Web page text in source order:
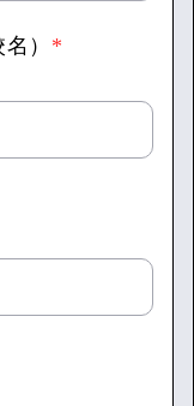
） *